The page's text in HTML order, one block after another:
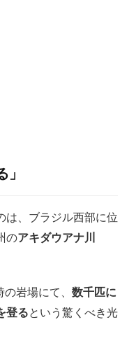
は、ブラジル西部に位
のアキダウアナ川
岩場にて、 数千匹に
登るという驚くべき光